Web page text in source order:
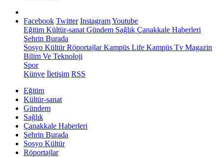
Facebook Twitter InstagramYoutube
Eğitim Kültür-sanat Gündem Sağlık Çanakkale Haberleri
Şehrin Burada
Sosyo KültürRöportajlarKampüs Life Kampüs Tv Magazin
Bilim Ve Teknoloji
Spor
Künye İletişim RSS
Eğitim
Kültür-sanat
Gündem
Sağlık
Çanakkale Haberleri
Şehrin Burada
Sosyo Kültür
Röportajlar